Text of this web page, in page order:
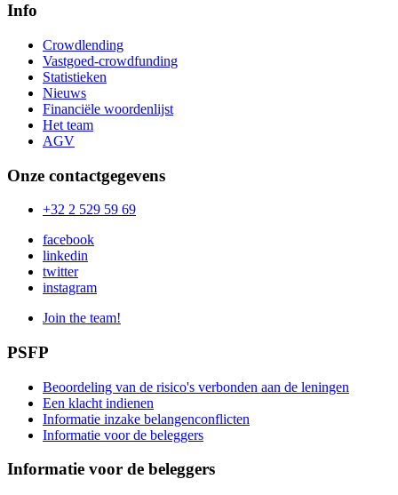
Info
Crowdlending
Vastgoed-crowdfunding
Statistieken
Nieuws
Financiële woordenlijst
Het team
AGV
Onze contactgegevens
+32 2 529 59 69
facebook
linkedin
twitter
instagram
Join the team!
PSFP
Beoordeling van de risico's verbonden aan de leningen
Een klacht indienen
Informatie inzake belangenconflicten
Informatie voor de beleggers
Informatie voor de beleggers